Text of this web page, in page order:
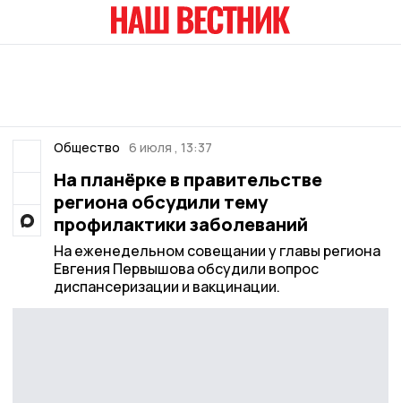
Общество 6 июля , 13:37
На планёрке в правительстве
региона обсудили тему
профилактики заболеваний
На еженедельном совещании у главы региона
Евгения Первышова обсудили вопрос
диспансеризации и вакцинации.